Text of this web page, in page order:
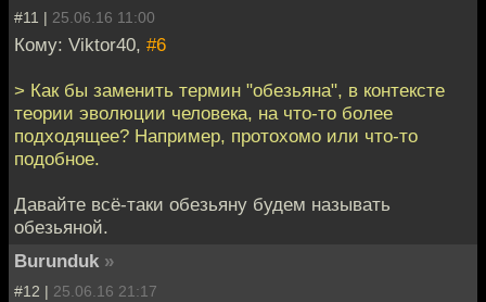
#11 | 25.06.16 11:00
Кому: Viktor40, #6
> Как бы заменить термин "обезьяна", в контексте
теории эволюции человека, на что-то более
подходящее? Например, протохомо или что-то
подобное.
Давайте всё-таки обезьяну будем называть
обезьяной.
Burunduk »
#12 | 25.06.16 21:17